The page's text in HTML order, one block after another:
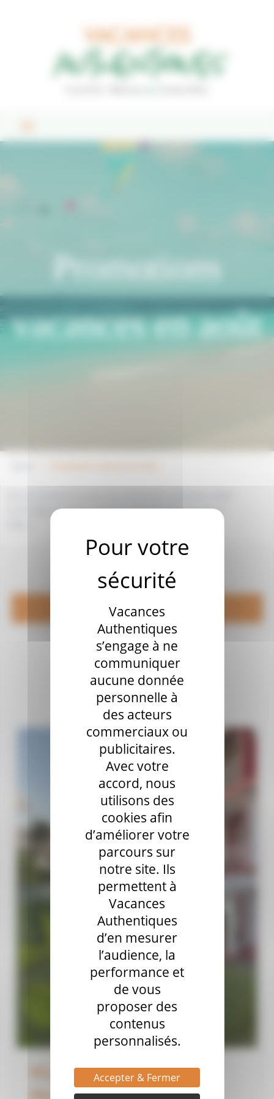
Promotions
vacances en août
sont déjà en ligne. C’est le moment de penser à
Filter
Nos résidences
Martinique – Les plages de
Macabou
Vacances
Authentiques
s’engage à ne
communiquer
aucune donnée
personnelle à
des acteurs
commerciaux ou
publicitaires.
Avec votre
accord, nous
utilisons des
cookies afin
d’améliorer votre
parcours sur
notre site. Ils
permettent à
Vacances
Authentiques
d’en mesurer
l’audience, la
performance et
de vous
proposer des
contenus
personnalisés.
Accepter & Fermer